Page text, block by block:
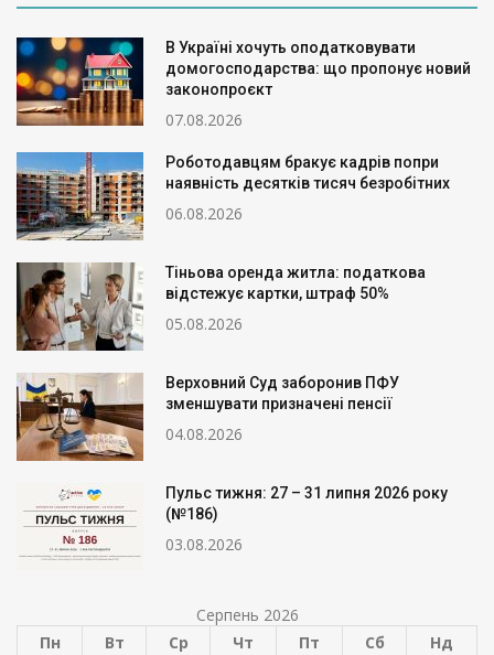
В Україні хочуть оподатковувати
домогосподарства: що пропонує новий
законопроєкт
07.08.2026
Роботодавцям бракує кадрів попри
наявність десятків тисяч безробітних
06.08.2026
Тіньова оренда житла: податкова
відстежує картки, штраф 50%
05.08.2026
Верховний Суд заборонив ПФУ
зменшувати призначені пенсії
04.08.2026
Пульс тижня: 27 – 31 липня 2026 року
(№186)
03.08.2026
Серпень 2026
Пн
Вт Ср Чт Пт Сб Нд